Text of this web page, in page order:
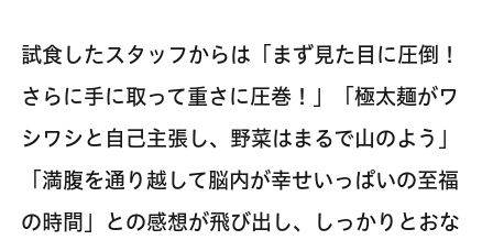
試食したスタッフからは「まず見た目に圧倒！
さらに手に取って重さに圧巻！」「極太麺がワ
シワシと自己主張し、野菜はまるで山のよう」
「満腹を通り越して脳内が幸せいっぱいの至福
の時間」との感想が飛び出し、しっかりとおな